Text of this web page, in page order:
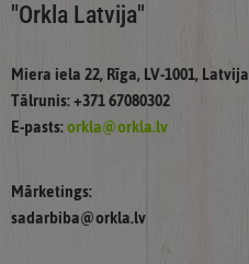
"Orkla Latvija"
Miera iela 22, Rīga, LV-1001, Latvija
Tālrunis: +371 67080302
E-pasts:orkla@orkla.lv
Mārketings:
sadarbiba@orkla.lv